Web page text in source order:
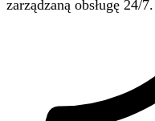
zarządzaną obsługę 24/7.